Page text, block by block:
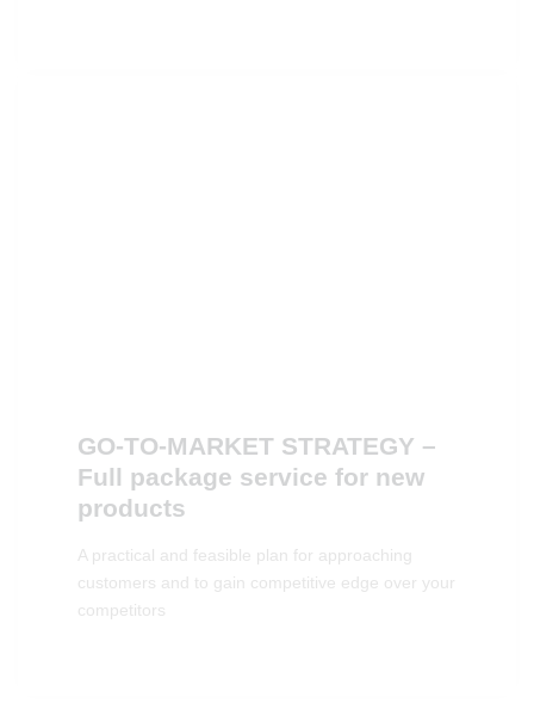
GO-TO-MARKET STRATEGY –
Full package service for new
products
A practical and feasible plan for approaching
customers and to gain competitive edge over your
competitors